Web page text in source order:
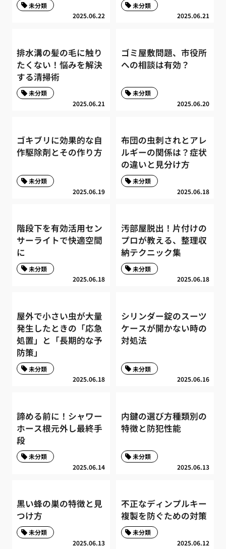
2025.06.22
未分類
2025.06.21
未分類
排水溝の髪の毛に触り
たくない！悩みを解決
する清掃術
2025.06.21
未分類
ゴミ屋敷問題、市役所
への相談は有効？
2025.06.20
未分類
ゴキブリに効果的な自
作駆除剤とその作り方
2025.06.19
未分類
布団の虫刺されとアレ
ルギーの関係は？症状
の違いと見分け方
2025.06.18
未分類
階段下を有効活用セン
サーライトで快適空間
に
2025.06.18
未分類
汚部屋脱出！片付けの
プロが教える、整理収
納テクニック集
2025.06.18
未分類
屋外で小さい虫が大量
発生したときの「応急
処置」と「長期的な予
防策」
2025.06.18
未分類
シリンダー錠のスーツ
ケースが開かない時の
対処法
2025.06.16
未分類
諦める前に！シャワー
ホース根元外し最終手
段
2025.06.14
未分類
内鍵の選び方種類別の
特徴と防犯性能
2025.06.13
未分類
黒い蜂の巣の特徴と見
つけ方
2025.06.13
未分類
不正なディンプルキー
複製を防ぐための対策
2025.06.12
未分類